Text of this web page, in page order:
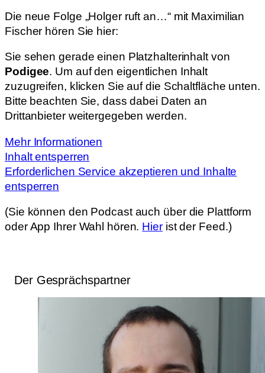
Die neue Folge „Holger ruft an…“ mit Maximilian
Fischer hören Sie hier:
Sie sehen gerade einen Platzhalterinhalt von
Podigee. Um auf den eigentlichen Inhalt
zuzugreifen, klicken Sie auf die Schaltfläche unten.
Bitte beachten Sie, dass dabei Daten an
Drittanbieter weitergegeben werden.
Mehr Informationen
Inhalt entsperren
Erforderlichen Service akzeptieren und Inhalte
entsperren
(Sie können den Podcast auch über die Plattform
oder App Ihrer Wahl hören. Hierist der Feed.)
Der Gesprächspartner